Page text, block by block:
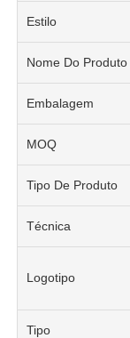
Estilo
Nome Do Produto
Embalagem
MOQ
Tipo De Produto
Técnica
Logotipo
Tipo